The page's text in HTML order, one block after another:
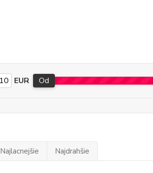
EUR Od
Najlacnejšie Najdrahšie